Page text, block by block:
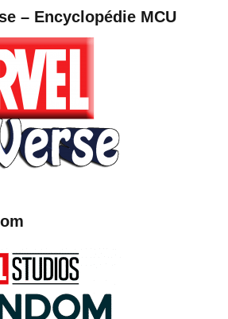
– Encyclopédie MCU